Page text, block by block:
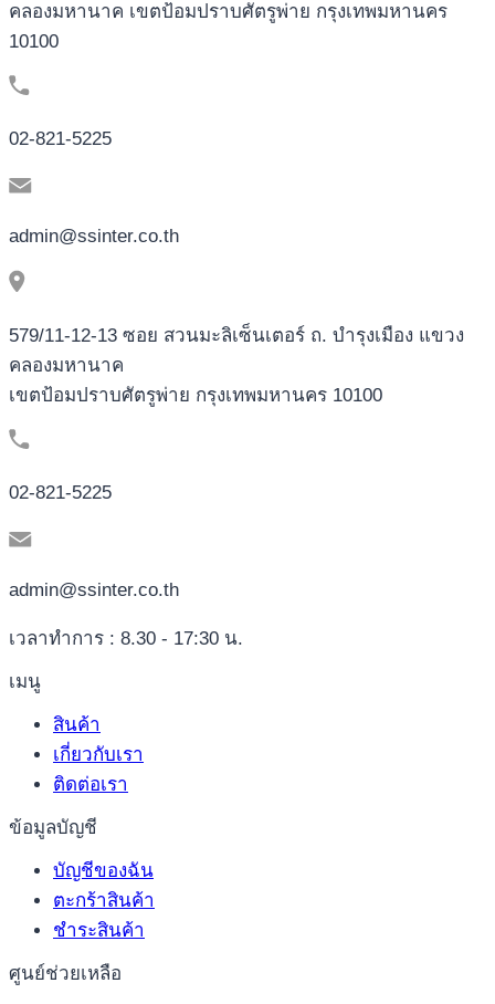
คลองมหานาค เขตป้อมปราบศัตรูพ่าย กรุงเทพมหานคร
10100
02-821-5225
admin@ssinter.co.th
579/11-12-13 ซอย สวนมะลิเซ็นเตอร์ ถ. บำรุงเมือง แขวง
คลองมหานาค
เขตป้อมปราบศัตรูพ่าย กรุงเทพมหานคร 10100
02-821-5225
admin@ssinter.co.th
เวลาทำการ : 8.30 - 17:30 น.
เมนู
สินค้า
เกี่ยวกับเรา
ติดต่อเรา
ข้อมูลบัญชี
บัญชีของฉัน
ตะกร้าสินค้า
ชำระสินค้า
ศูนย์ช่วยเหลือ